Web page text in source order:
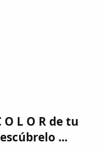
L O R de tu
...